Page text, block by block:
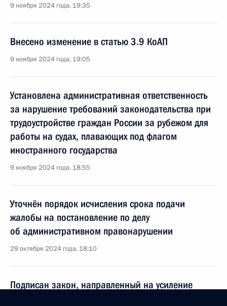
9 ноября 2024 года, 19:35
Внесено изменение в статью 3.9 КоАП
9 ноября 2024 года, 19:05
Установлена административная ответственность
за нарушение требований законодательства при
трудоустройстве граждан России за рубежом для
работы на судах, плавающих под флагом
иностранного государства
9 ноября 2024 года, 18:55
Уточнён порядок исчисления срока подачи
жалобы на постановление по делу
об административном правонарушении
29 октября 2024 года, 18:10
Подписан закон, направленный на усиление